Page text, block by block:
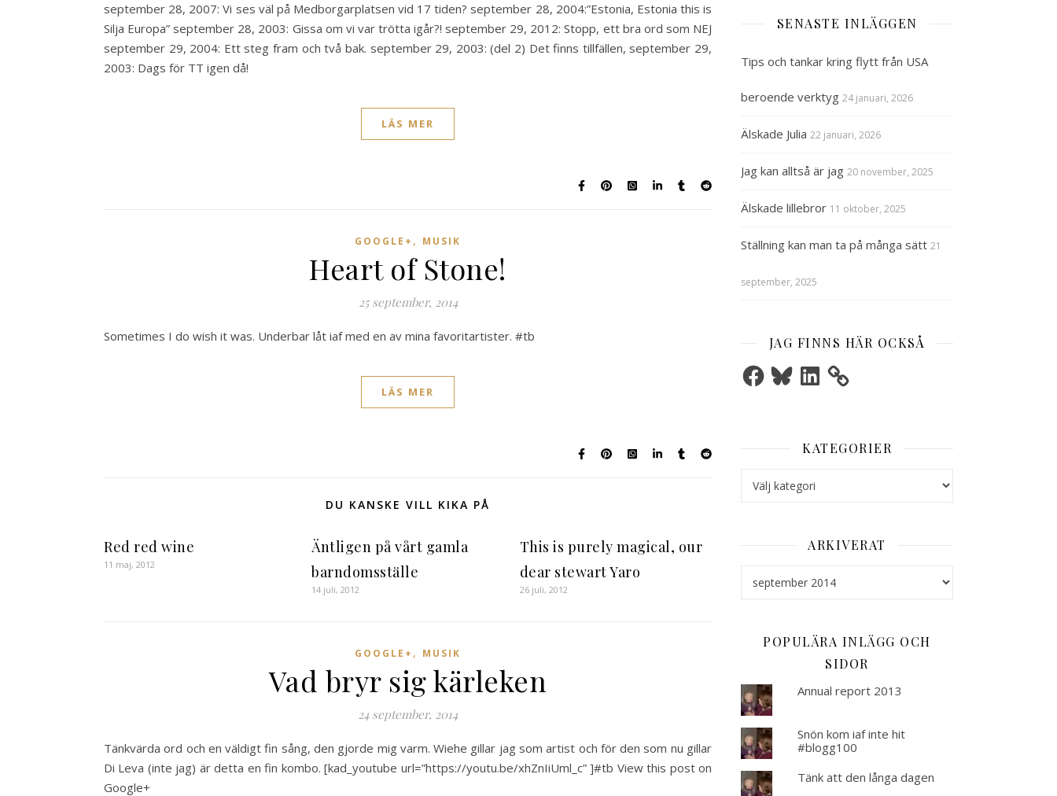
september 28, 2007: Vi ses väl på Medborgarplatsen vid 17 tiden? september 28, 2004:”Estonia, Estonia this is
Silja Europa” september 28, 2003: Gissa om vi var trötta igår?! september 29, 2012: Stopp, ett bra ord som NEJ
september 29, 2004: Ett steg fram och två bak. september 29, 2003: (del 2) Det finns tillfällen, september 29,
2003: Dags för TT igen då!
LÄS MER
GOOGLE+ , MUSIK
Heart of Stone!
25 september, 2014
Sometimes I do wish it was. Underbar låt iaf med en av mina favoritartister. #tb
LÄS MER
DU KANSKE VILL KIKA PÅ
Red red wine
11 maj, 2012
Äntligen på vårt gamla
barndomsställe
14 juli, 2012
This is purely magical, our
dear stewart Yaro
26 juli, 2012
GOOGLE+ , MUSIK
Vad bryr sig kärleken
24 september, 2014
Tänkvärda ord och en väldigt fin sång, den gjorde mig varm. Wiehe gillar jag som artist och för den som nu gillar
Di Leva (inte jag) är detta en fin kombo. [kad_youtube url=”https://youtu.be/xhZnIiUml_c” ]#tb View this post on
Google+
SENASTE INLÄGGEN
Tips och tankar kring flytt från USA
beroende verktyg 24 januari, 2026
Älskade Julia 22 januari, 2026
Jag kan alltså är jag 20 november, 2025
Älskade lillebror 11 oktober, 2025
Ställning kan man ta på många sätt 21
september, 2025
JAG FINNS HÄR OCKSÅ
FacebookBlueskyLinkedIn
KATEGORIER
ARKIVERAT
POPULÄRA INLÄGG OCH
SIDOR
Annual report 2013
Snön kom iaf inte hit
#blogg100
Tänk att den långa dagen